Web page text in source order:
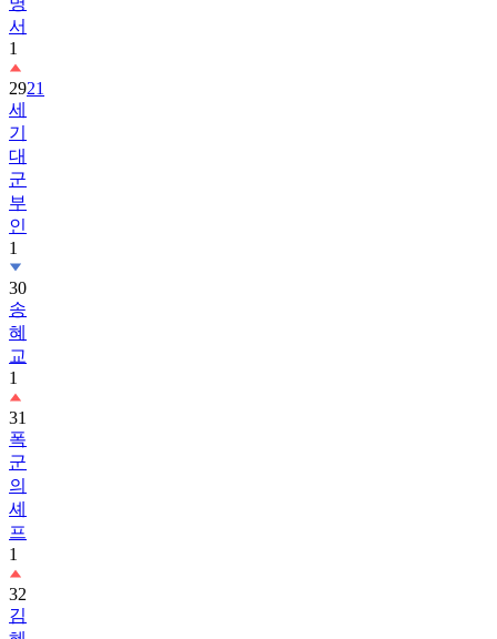
서
1
2921
세
기
대
군
부
인
1
30
송
혜
교
1
31
폭
군
의
셰
프
1
32
김